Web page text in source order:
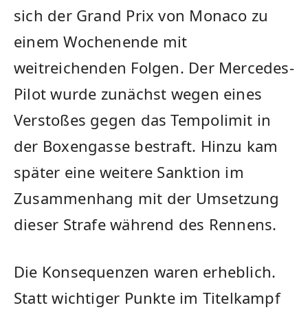
sich der Grand Prix von Monaco zu
einem Wochenende mit
weitreichenden Folgen. Der Mercedes-
Pilot wurde zunächst wegen eines
Verstoßes gegen das Tempolimit in
der Boxengasse bestraft. Hinzu kam
später eine weitere Sanktion im
Zusammenhang mit der Umsetzung
dieser Strafe während des Rennens.
Die Konsequenzen waren erheblich.
Statt wichtiger Punkte im Titelkampf